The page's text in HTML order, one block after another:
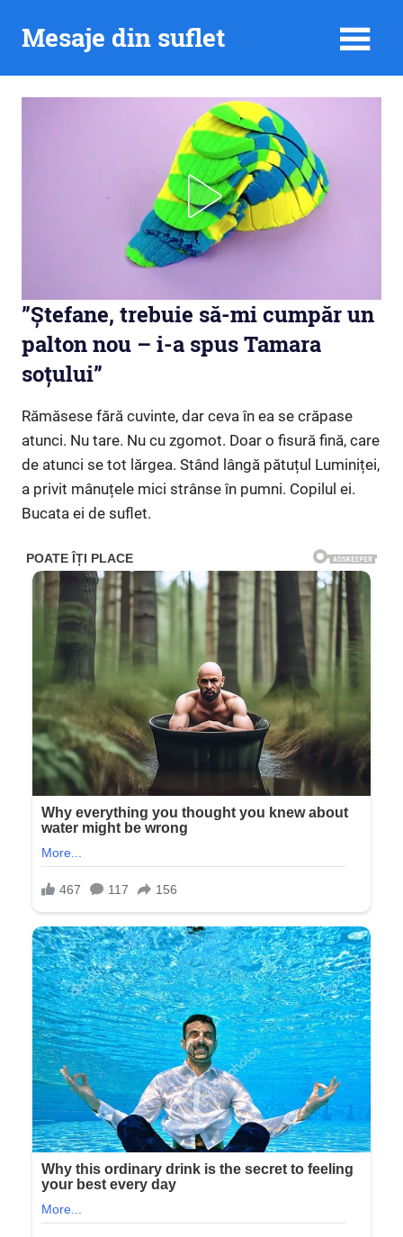
Mesaje din suflet
”Ștefane, trebuie să-mi cumpăr un
palton nou – i-a spus Tamara
soțului”
Rămăsese fără cuvinte, dar ceva în ea se crăpase
atunci. Nu tare. Nu cu zgomot. Doar o fisură fină, care
de atunci se tot lărgea. Stând lângă pătuțul Luminiței,
a privit mânuțele mici strânse în pumni. Copilul ei.
Bucata ei de suflet.